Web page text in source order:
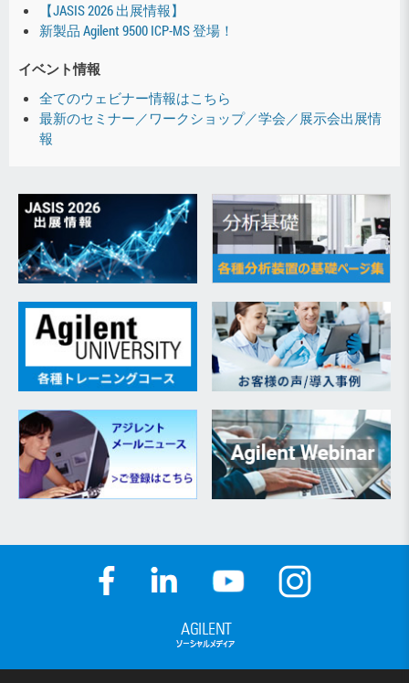
【JASIS 2026 出展情報】
新製品 Agilent 9500 ICP-MS 登場！
イベント情報
全てのウェビナー情報はこちら
最新のセミナー／ワークショップ／学会／展示会出展情
報